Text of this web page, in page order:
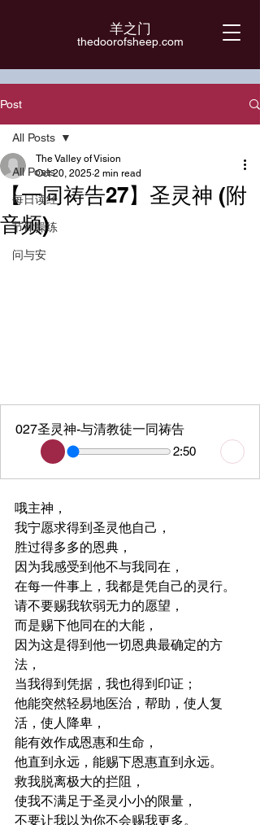
羊之门
​thedoorofsheep.com
Post
All Posts
每日读经
节律操练
问与安
All Posts
【一同祷告27】圣灵神 (附
音频)
The Valley of Vision
Oct 20, 2025 2 min read
027圣灵神-与清教徒一同祷告
2:50
哦主神，
我宁愿求得到圣灵他自己，
胜过得多多的恩典，
因为我感受到他不与我同在，
在每一件事上，我都是凭自己的灵行。
请不要赐我软弱无力的愿望，
而是赐下他同在的大能，
因为这是得到他一切恩典最确定的方
法，
当我得到凭据，我也得到印证；
他能突然轻易地医治，帮助，使人复
活，使人降卑，
能有效作成恩惠和生命，
他直到永远，能赐下恩惠直到永远。
救我脱离极大的拦阻，
使我不满足于圣灵小小的限量，
不要让我以为你不会赐我更多。